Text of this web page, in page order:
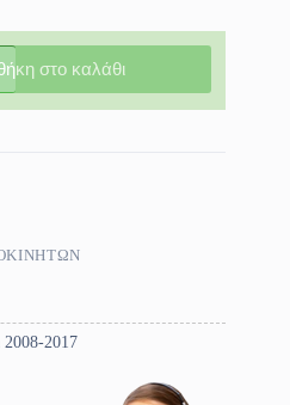
στο καλάθι
2008-2017